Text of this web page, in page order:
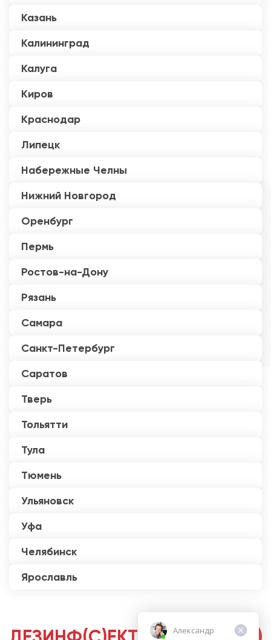
Казань
Калининград
Калуга
Киров
Краснодар
Липецк
Набережные Челны
Нижний Новгород
Оренбург
Пермь
Ростов-на-Дону
Рязань
Самара
Санкт-Петербург
Саратов
Тверь
Тольятти
Тула
Тюмень
Ульяновск
Уфа
Челябинск
Ярославль
Александр